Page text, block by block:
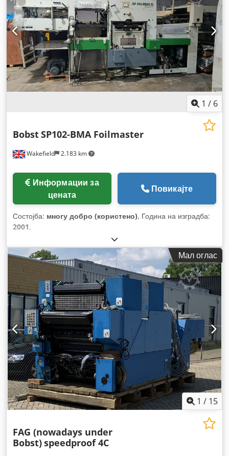
1 / 6
Wakefield 2.183 km
BobstSP102-BMA Foilmaster
цената
Повикајте
Состојба: многу добро (користено), Година на изградба:
2001,
Мал оглас
1 / 15
FAG (nowadays under
Bobst)speedproof 4C